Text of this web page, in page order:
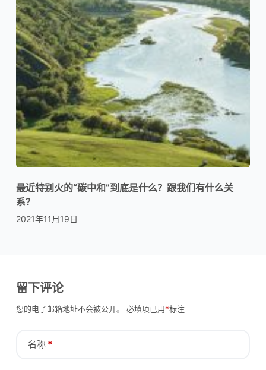
最近特别火的“碳中和”到底是什么？跟我们有什么关
系？
2021年11月19日
留下评论
您的电子邮箱地址不会被公开。 必填项已用*标注
名称*